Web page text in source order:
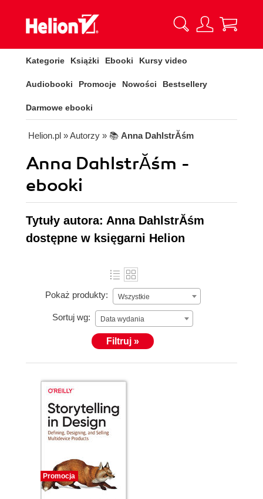
Kategorie Książki Ebooki Kursy video
Audiobooki Promocje Nowości Bestsellery
Darmowe ebooki
Helion.pl » Autorzy » 📚 Anna DahlstrĂśm
Anna DahlstrĂśm -
ebooki
Tytuły autora: Anna DahlstrĂśm
dostępne w księgarni Helion
Pokaż produkty: Wszystkie
Sortuj wg: Data wydania
Filtruj »
Promocja